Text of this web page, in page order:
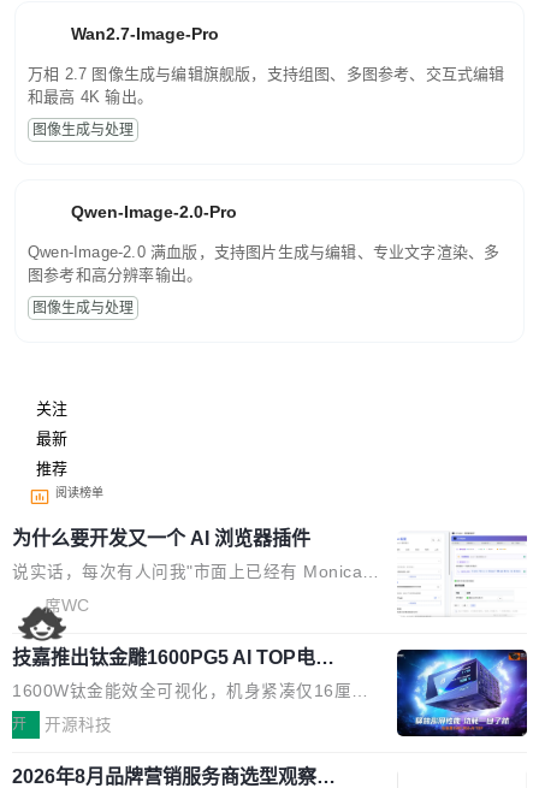
Wan2.7-Image-Pro
万相 2.7 图像生成与编辑旗舰版，支持组图、多图参考、交互式编辑
和最高 4K 输出。
图像生成与处理
Qwen-Image-2.0-Pro
Qwen-Image-2.0 满血版，支持图片生成与编辑、专业文字渲染、多
图参考和高分辨率输出。
图像生成与处理
关注
最新
推荐
阅读榜单
为什么要开发又一个 AI 浏览器插件
说实话，每次有人问我"市面上已经有 Monica、
Sider、Copilot for Chrome 这些 AI 浏览器插件
了，你为什么还要再做一个"，我都觉得这个问题
问得好。 因为我自己也是从用户变成开发者的。
现有产品的天花板 我用过不少 AI 浏览器插件。
刚开始觉得都挺好——选中一段文字，弹出解
要。但用久了你会发现，它们本质上都是同一类
席WC
技嘉推出钛金雕1600PG5 AI TOP电
源：为发烧级主机与本地AI算力打造旗
舰供电方案
1600W钛金能效全可视化，机身紧凑仅16厘米
继2026台北电脑展首度亮相后，技嘉科技近日正
电源专为发烧级DIY主机与本地AI算力平台打
开 开源科技
2026年8月品牌营销服务商选型观察：